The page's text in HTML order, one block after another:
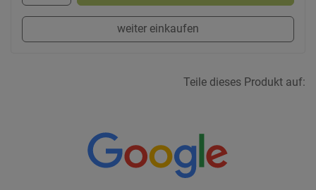
weiter einkaufen
Teile dieses Produkt auf: